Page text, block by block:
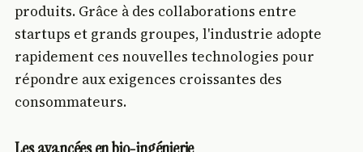
produits. Grâce à des collaborations entre
startups et grands groupes, l'industrie adopte
rapidement ces nouvelles technologies pour
répondre aux exigences croissantes des
consommateurs.